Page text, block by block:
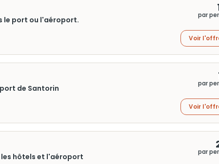
le port ou l'aéroport.
par
Voir
de Santorin
par
Voir
hôtels et l'aéroport
par